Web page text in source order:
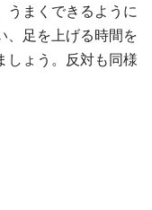
うまくできるように
、足を上げる時間を
しょう。反対も同様